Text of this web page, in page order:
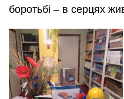
боротьбі – в серцях